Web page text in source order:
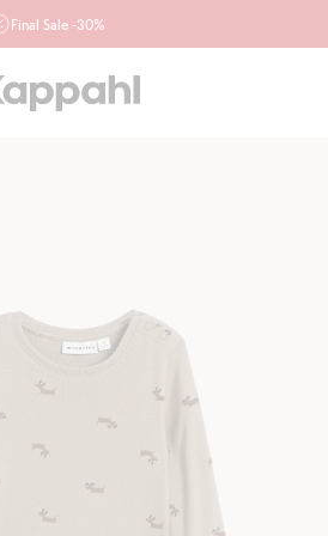
Final Sale -30%
outlet do 10.8 w sklepach Kappahl i
Ofert nie łączymy
Klubowiczu darmowa dostawa od 150 zł